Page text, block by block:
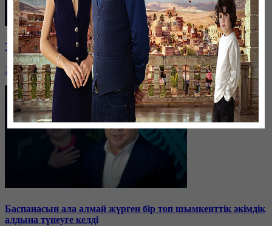
Таразда ТЭЦ қызметкерлері жалақы көтеруді талап етті
26 января, 19:36
Баспанасын ала алмай жүрген бір топ шымкенттік әкімдік
алдына түнеуге келді